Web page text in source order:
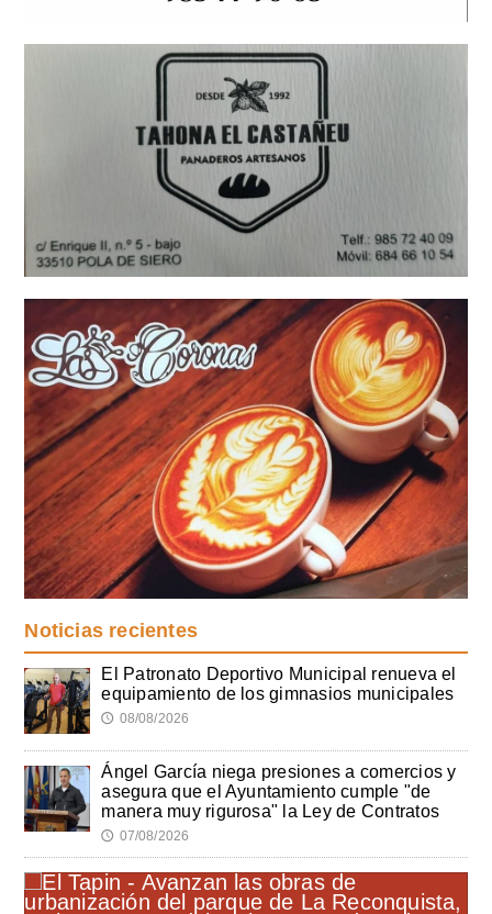
Noticias recientes
El Patronato Deportivo Municipal renueva el
equipamiento de los gimnasios municipales
🕔 08/08/2026
Ángel García niega presiones a comercios y
asegura que el Ayuntamiento cumple "de
manera muy rigurosa" la Ley de Contratos
🕔 07/08/2026